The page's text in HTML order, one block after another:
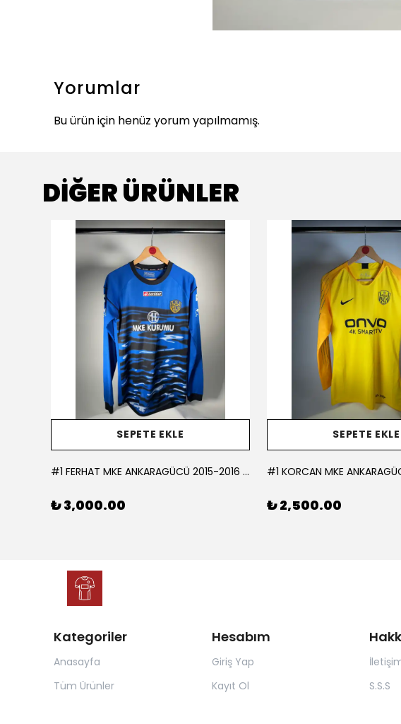
Yorumlar
Bu ürün için henüz yorum yapılmamış.
DİĞER ÜRÜNLER
SEPETE EKLE
#1 FERHAT MKE ANKARAGÜCÜ 2015-2016 KALECİ - LARGE
₺ 3,000.00
SEPETE EKLE
₺ 2,500.00
Kategoriler
Anasayfa
Tüm Ürünler
Hesabım
Giriş Yap
Kayıt Ol
S.S.S